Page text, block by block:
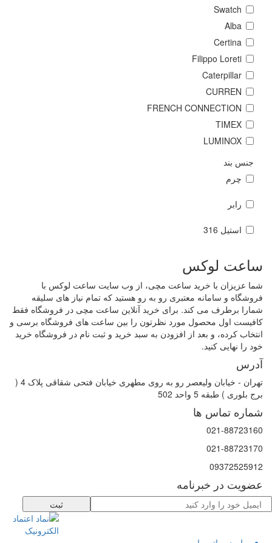
Swatch
Alba
Certina
Filippo Loreti
Caterpillar
CURREN
FRENCH CONNECTION
TIMEX
LUMINOX
جنس بند
چرم
رابر
استیل 316
ساعت لوکس
شما عزیزان با خرید ساعت مچی، از وب سایت ساعت لوکس با
فروشگاه و سامانه معتبری رو به رو هستید که تمام نیاز های سلیقه
شمارا برطرف می کند. برای خرید آنلاین ساعت مچی در فروشگاه فقط
کافیست اول محصول مورد نظرتون را بین ساعت های فروشگاه برسی و
انتخاب کرده، و بعد از افزودن به سبد خرید و ثبت نام در فروشگاه خرید
خود را نهایی کنید.
آدرس
تهران - خیابان ولیعصر رو به روی مطهری خیابان فتحی شقاقی پلاک 4 (
برج بلوری ) طبقه 5 واحد 502
شماره تماس ها
021-88723160
021-88723170
09372525912
عضویت در خبرنامه
ثبت